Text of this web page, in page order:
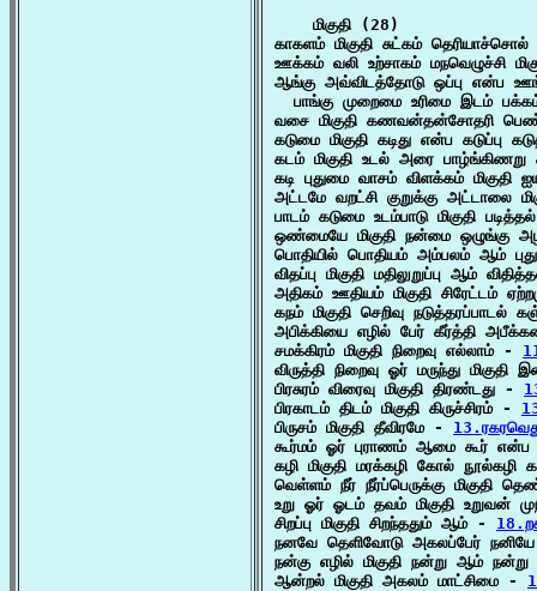
    மிகுதி (28)
காகளம் மிகுதி சுட்கம்
ஊக்கம் வலி உற்சாகம் மநவெழுச்சி
ஆங்கு அவ்விடத்தோடு ஒப்பு என்ப
பாங்கு முறைமை உரிமை இடம்
வசை மிகுதி கணவன்தன்சோதரி
கடுமை மிகுதி கடிது என்ப கடுப்பு
கடம் மிகுதி உடல் அரை
கடி புதுமை வாசம் விளக்கம்
அட்டமே வறட்சி குறுக்கு அட்டாலை
பாடம் கடுமை உடம்பாடு மிகுதி
ஒண்மையே மிகுதி நன்மை ஒழுங்கு
பொதியில் பொதியம் அம்பலம் ஆம்
விதப்பு மிகுதி மதிலுறுப்பு ஆம்
அதிகம் ஊதியம் மிகுதி சிரேட்டம்
கநம் மிகுதி செறிவு
அபிக்கியை எழில் பேர் கீர்த்தி
சமக்கிரம் மிகுதி நிறைவு எல்லாம் -
விருத்தி நிறைவு ஓர் மருந்து
பிரசுரம் விரைவு மிகுதி திரண்டது -
பிரகாடம் திடம் மிகுதி கிருச்சிரம் -
பிருசம் மிகுதி தீவிரமே -
கூர்மம் ஓர் புராணம் ஆமை கூர் என்ப
கழி மிகுதி மரக்கழி கோல்
வெள்ளம் நீர் நீர்ப்பெருக்கு
உறு ஓர் ஓடம் தவம் மிகுதி
சிறப்பு மிகுதி சிறந்ததும் ஆம் -
நனவே தெளிவோடு அகலப்பேர்
நன்கு எழில் மிகுதி நன்று ஆம்
ஆன்றல் மிகுதி அகலம் மாட்சிமை -